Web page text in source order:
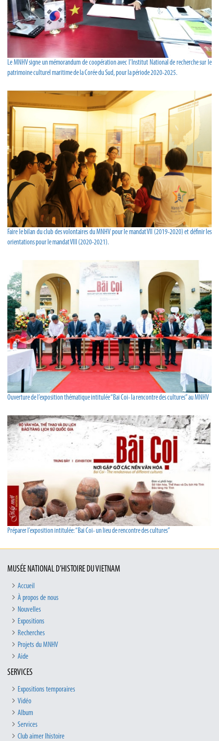
Le MNHV signe un mémorandum de coopération avec l’Institut National de recherche sur le
patrimoine culturel maritime de la Corée du Sud, pour la période 2020-2025.
Faire le bilan du club des volontaires du MNHV pour le mandat VII (2019-2020) et définir les
orientations pour le mandat VIII (2020-2021).
Ouverture de l’exposition thématique intitulée “Bai Coi- la rencontre des cultures” au MNHV
Préparer l’exposition intitulée: “Bai Coi- un lieu de rencontre des cultures”
MUSÉE NATIONAL D’HISTOIRE DU VIETNAM
Accueil
À propos de nous
Nouvelles
Expositions
Recherches
Projets du MNHV
Aide
SERVICES
Expositions temporaires
Vidéo
Album
Services
Club aimer lhistoire